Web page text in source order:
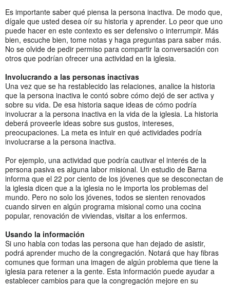
Es importante saber qué piensa la persona inactiva. De modo que,
dígale que usted desea oír su historia y aprender. Lo peor que uno
puede hacer en este contexto es ser defensivo o interrumpir. Más
bien, escuche bien, tome notas y haga preguntas para saber más.
No se olvide de pedir permiso para compartir la conversación con
otros que podrían ofrecer una actividad en la iglesia.
Involucrando a las personas inactivas
Una vez que se ha restablecido las relaciones, analice la historia
que la persona inactiva le contó sobre cómo dejó de ser activa y
sobre su vida. De esa historia saque ideas de cómo podría
involucrar a la persona inactiva en la vida de la iglesia. La historia
deberá proveerle ideas sobre sus gustos, intereses,
preocupaciones. La meta es intuir en qué actividades podría
involucrarse a la persona inactiva.
Por ejemplo, una actividad que podría cautivar el interés de la
persona pasiva es alguna labor misional. Un estudio de Barna
informa que el 22 por ciento de los jóvenes que se desconectan de
la iglesia dicen que a la iglesia no le importa los problemas del
mundo. Pero no solo los jóvenes, todos se sienten renovados
cuando sirven en algún programa misional como una cocina
popular, renovación de viviendas, visitar a los enfermos.
Usando la información
Si uno habla con todas las persona que han dejado de asistir,
podrá aprender mucho de la congregación. Notará que hay fibras
comunes que forman una imagen de algún problema que tiene la
iglesia para retener a la gente. Esta información puede ayudar a
establecer cambios para que la congregación mejore en su